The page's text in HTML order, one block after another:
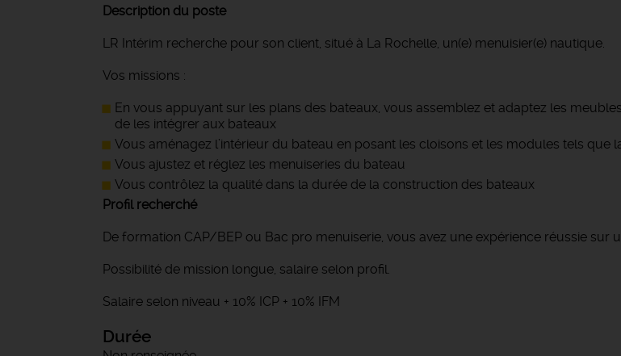
Description du poste
LR Intérim recherche pour son client, situé à La Rochelle, un(e) menuisier(e) nautique.
Vos missions :
En vous appuyant sur les plans des bateaux, vous assemblez et adaptez les
de les intégrer aux bateaux
Vous aménagez l’intérieur du bateau en posant les cloisons et les modules tels que
Vous ajustez et réglez les menuiseries du bateau
Vous contrôlez la qualité dans la durée de la construction des bateaux
Profil recherché
De formation CAP/BEP ou Bac pro menuiserie, vous avez une expérience réussie sur
Possibilité de mission longue, salaire selon profil.
Salaire selon niveau + 10% ICP + 10% IFM
Durée